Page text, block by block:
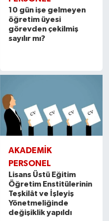
10 gün işe gelmeyen
öğretim üyesi
görevden çekilmiş
sayılır mı?
AKADEMİK
PERSONEL
Lisans Üstü Eğitim
Öğretim Enstitülerinin
Teşkilât ve İşleyiş
Yönetmeliğinde
değişiklik yapıldı